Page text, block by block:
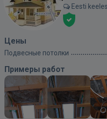
Eesti keeles
Цены
Подвесные потолки
Примеры работ